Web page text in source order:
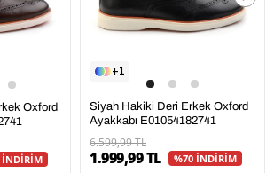
Oxford
İNDİRİM
1
Siyah Hakiki Deri Erkek Oxford
Ayakkabı E01054182741
6.599,99 TL
1.999,99 TL %70 İNDİRİM